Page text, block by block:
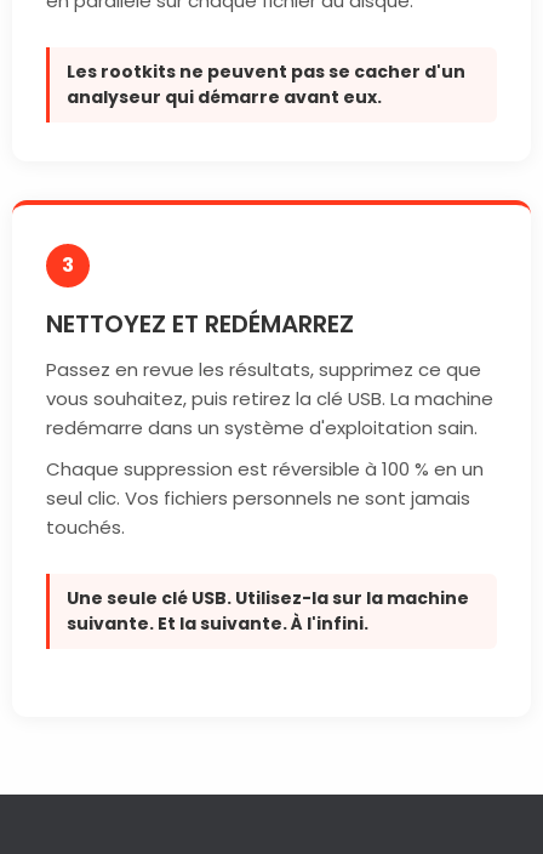
Les rootkits ne peuvent pas se cacher d'un
analyseur qui démarre avant eux.
3
NETTOYEZ ET REDÉMARREZ
Passez en revue les résultats, supprimez ce que
vous souhaitez, puis retirez la clé USB. La machine
redémarre dans un système d'exploitation sain.
Chaque suppression est réversible à 100 % en un
seul clic. Vos fichiers personnels ne sont jamais
touchés.
Une seule clé USB. Utilisez-la sur la machine
suivante. Et la suivante. À l'infini.